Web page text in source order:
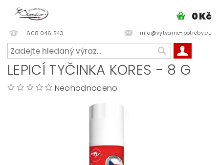
608 046 543 info@vytvarne-potreby.eu
0 Kč
LEPICÍ TYČINKA KORES - 8 G
Neohodnoceno